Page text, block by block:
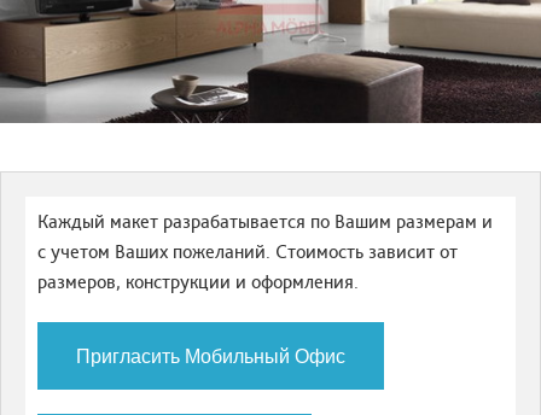
Каждый макет разрабатывается по Вашим размерам и
с учетом Ваших пожеланий. Стоимость зависит от
размеров, конструкции и оформления.
Пригласить Мобильный Офис